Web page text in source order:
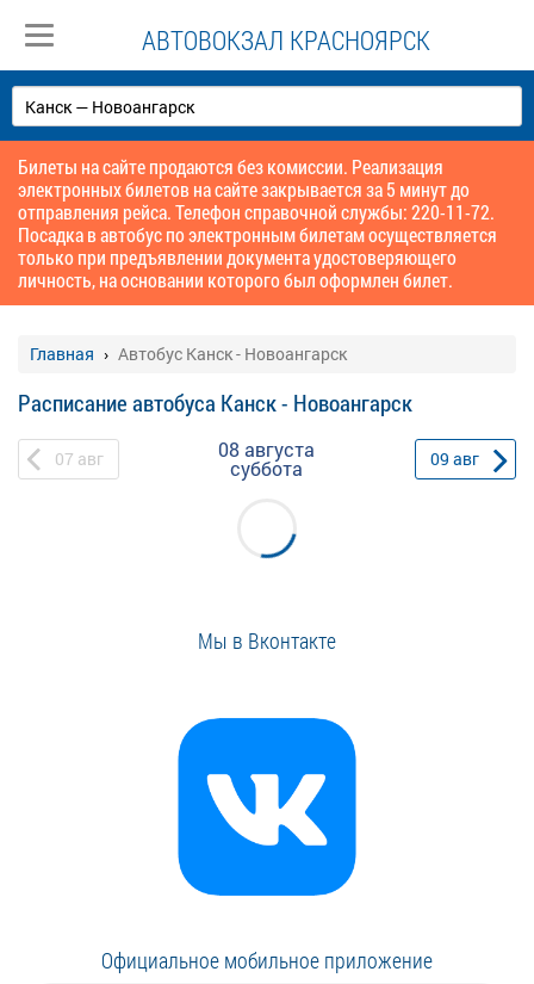
АВТОВОКЗАЛ КРАСНОЯРСК
Билеты на сайте продаются без комиссии. Реализация
электронных билетов на сайте закрывается за 5 минут до
отправления рейса. Телефон справочной службы: 220-11-72.
Посадка в автобус по электронным билетам осуществляется
только при предъявлении документа удостоверяющего
личность, на основании которого был оформлен билет.
Главная Автобус Канск - Новоангарск
Расписание автобуса Канск - Новоангарск
07 авг 08 августа
суббота 09 авг
Мы в Вконтакте
Официальное мобильное приложение